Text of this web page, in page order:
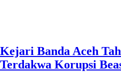
Kejari Banda Aceh
Terdakwa Korupsi